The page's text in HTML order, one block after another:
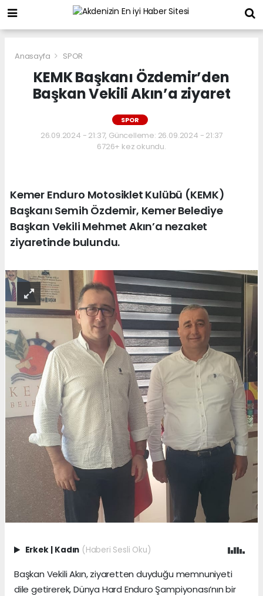
Anasayfa SPOR
KEMK Başkanı Özdemir’den
Başkan Vekili Akın’a ziyaret
SPOR
26.09.2024 - 21:37, Güncelleme: 26.09.2024 - 21:37
6726+ kez okundu.
Kemer Enduro Motosiklet Kulübü (KEMK)
Başkanı Semih Özdemir, Kemer Belediye
Başkan Vekili Mehmet Akın’a nezaket
ziyaretinde bulundu.
Erkek | Kadın (Haberi Sesli Oku)
Başkan Vekili Akın, ziyaretten duyduğu memnuniyeti
dile getirerek, Dünya Hard Enduro Şampiyonası’nın bir